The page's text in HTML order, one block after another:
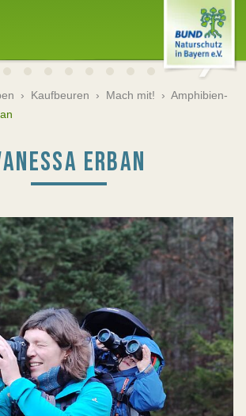
› Kaufbeuren › Mach mit! › Amphibien-
ERBAN